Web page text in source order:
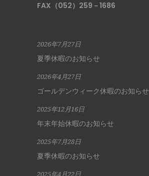
FAX（052）259－1686
2026年7月27日
夏季休暇のお知らせ
2026年4月27日
ゴールデンウィーク休暇のお知らせ
2025年12月16日
年末年始休暇のお知らせ
2025年7月28日
夏季休暇のお知らせ
2025年4月22日